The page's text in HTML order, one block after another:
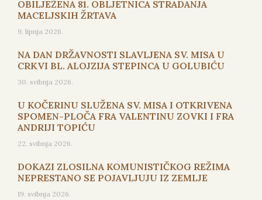
OBILJEŽENA 81. OBLJETNICA STRADANJA
MACELJSKIH ŽRTAVA
9. lipnja 2026.
NA DAN DRŽAVNOSTI SLAVLJENA SV. MISA U
CRKVI BL. ALOJZIJA STEPINCA U GOLUBIĆU
30. svibnja 2026.
U KOČERINU SLUŽENA SV. MISA I OTKRIVENA
SPOMEN-PLOČA FRA VALENTINU ZOVKI I FRA
ANDRIJI TOPIĆU
22. svibnja 2026.
DOKAZI ZLOSILNA KOMUNISTIČKOG REŽIMA
NEPRESTANO SE POJAVLJUJU IZ ZEMLJE
19. svibnja 2026.